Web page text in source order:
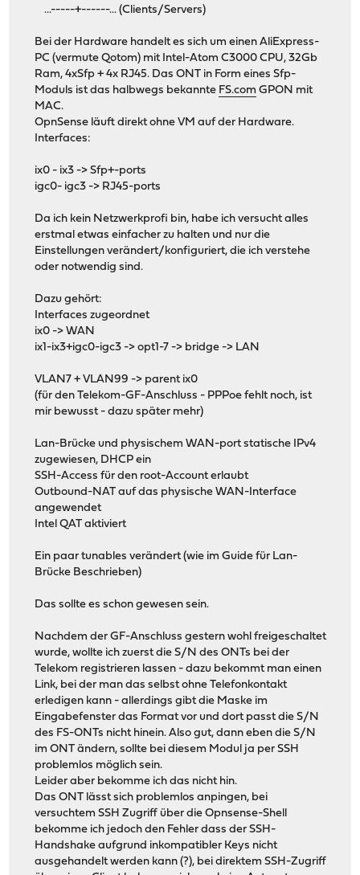
...-----+------... (Clients/Servers)
Bei der Hardware handelt es sich um einen AliExpress-
PC (vermute Qotom) mit Intel-Atom C3000 CPU, 32Gb
Ram, 4xSfp + 4x RJ45. Das ONT in Form eines Sfp-
Moduls ist das halbwegs bekannte FS.com GPON mit
MAC.
OpnSense läuft direkt ohne VM auf der Hardware.
Interfaces:
ix0 - ix3 -> Sfp+-ports
igc0- igc3 -> RJ45-ports
Da ich kein Netzwerkprofi bin, habe ich versucht alles
erstmal etwas einfacher zu halten und nur die
Einstellungen verändert/konfiguriert, die ich verstehe
oder notwendig sind.
Dazu gehört:
Interfaces zugeordnet
ix0 -> WAN
ix1-ix3+igc0-igc3 -> opt1-7 -> bridge -> LAN
VLAN7 + VLAN99 -> parent ix0
(für den Telekom-GF-Anschluss - PPPoe fehlt noch, ist
mir bewusst - dazu später mehr)
Lan-Brücke und physischem WAN-port statische IPv4
zugewiesen, DHCP ein
SSH-Access für den root-Account erlaubt
Outbound-NAT auf das physische WAN-Interface
angewendet
Intel QAT aktiviert
Ein paar tunables verändert (wie im Guide für Lan-
Brücke Beschrieben)
Das sollte es schon gewesen sein.
Nachdem der GF-Anschluss gestern wohl freigeschaltet
wurde, wollte ich zuerst die S/N des ONTs bei der
Telekom registrieren lassen - dazu bekommt man einen
Link, bei der man das selbst ohne Telefonkontakt
erledigen kann - allerdings gibt die Maske im
Eingabefenster das Format vor und dort passt die S/N
des FS-ONTs nicht hinein. Also gut, dann eben die S/N
im ONT ändern, sollte bei diesem Modul ja per SSH
problemlos möglich sein.
Leider aber bekomme ich das nicht hin.
Das ONT lässt sich problemlos anpingen, bei
versuchtem SSH Zugriff über die Opnsense-Shell
bekomme ich jedoch den Fehler dass der SSH-
Handshake aufgrund inkompatibler Keys nicht
ausgehandelt werden kann (?), bei direktem SSH-Zugriff